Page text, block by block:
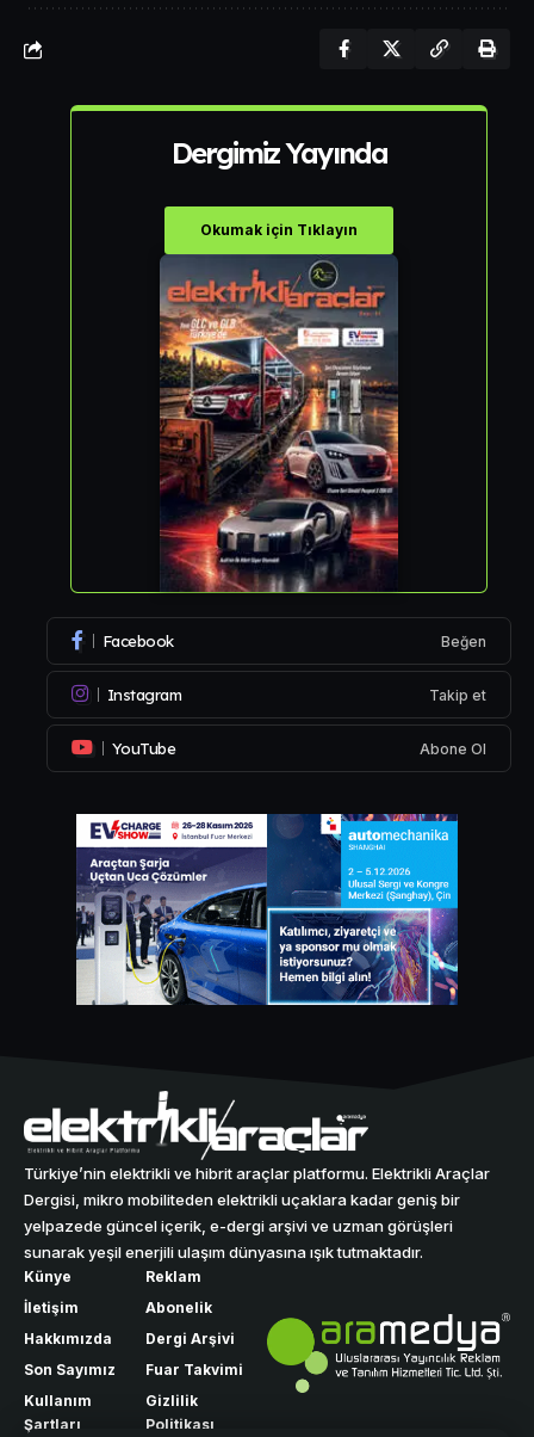
Dergimiz Yayında
Okumak için Tıklayın
Facebook Beğen
Instagram Takip et
YouTube Abone Ol
Türkiye’nin elektrikli ve hibrit araçlar platformu. Elektrikli Araçlar
Dergisi, mikro mobiliteden elektrikli uçaklara kadar geniş bir
yelpazede güncel içerik, e-dergi arşivi ve uzman görüşleri
sunarak yeşil enerjili ulaşım dünyasına ışık tutmaktadır.
Künye
İletişim
Hakkımızda
Son Sayımız
Kullanım
Şartları
Reklam
Abonelik
Dergi Arşivi
Fuar Takvimi
Gizlilik
Politikası